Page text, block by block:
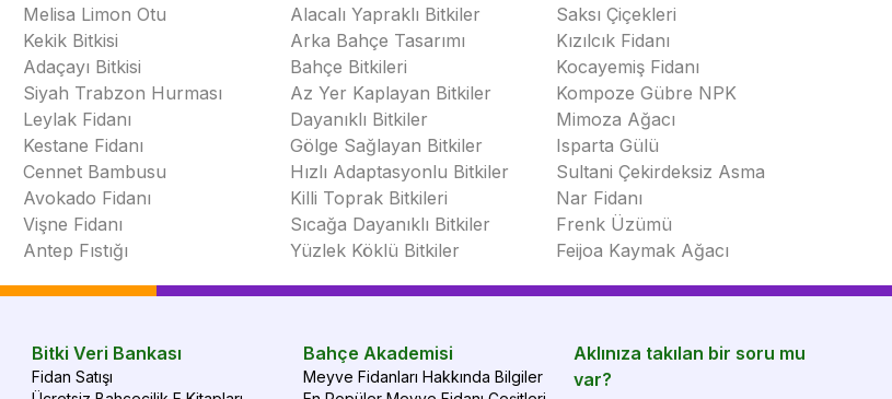
dalları daha sarı
görünümlü ulaştı. İlkini
görünürken, diğerini
yaşatmak biraz emek
gerektirecek. Uçlara
doğru susuz kalmış
gibi, ve kurumaya
ulaştı. Her iki fidanın
da benzer durumda
olmasını beklerdim.
leylaktı, bu sağlıklı ve
ulaştı. Üçte iki fidan
umduğum gibi,
Melisa Limon Otu
Kekik Bitkisi
Adaçayı Bitkisi
Siyah Trabzon Hurması
Leylak Fidanı
Kestane Fidanı
Cennet Bambusu
Avokado Fidanı
Vişne Fidanı
Antep Fıstığı
Alacalı Yapraklı Bitkiler
Arka Bahçe Tasarımı
Bahçe Bitkileri
Az Yer Kaplayan Bitkiler
Dayanıklı Bitkiler
Gölge Sağlayan Bitkiler
Hızlı Adaptasyonlu Bitkiler
Killi Toprak Bitkileri
Sıcağa Dayanıklı Bitkiler
Yüzlek Köklü Bitkiler
Saksı Çiçekleri
Kızılcık Fidanı
Kocayemiş Fidanı
Kompoze Gübre NPK
Mimoza Ağacı
Isparta Gülü
Sultani Çekirdeksiz Asma
Nar Fidanı
Frenk Üzümü
Feijoa Kaymak Ağacı
Bitki Veri Bankası
Fidan Satışı
Bahçe Akademisi
Meyve Fidanları Hakkında Bilgiler
Aklınıza takılan bir soru mu
var?